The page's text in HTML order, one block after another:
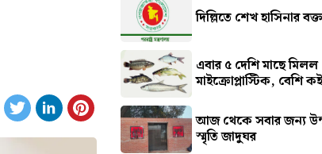
দিল্লিতে শেখ হাসিনার
এবার ৫ দেশি মাছে মিলল
মাইক্রোপ্লাস্টিক, বেশি
আজ থেকে সবার জন্য
স্মৃতি জাদুঘর